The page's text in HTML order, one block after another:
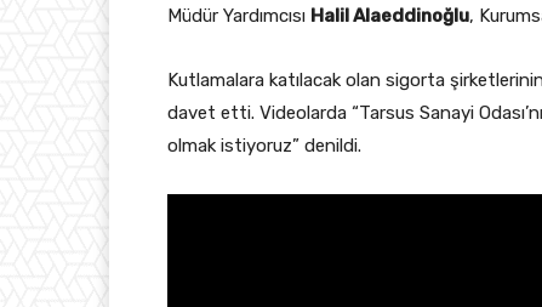
Müdür Yardımcısı Halil Alaeddinoğlu,
Kutlamalara katılacak olan sigorta
davet etti. Videolarda “Tarsus Sanayi
olmak istiyoruz” denildi.